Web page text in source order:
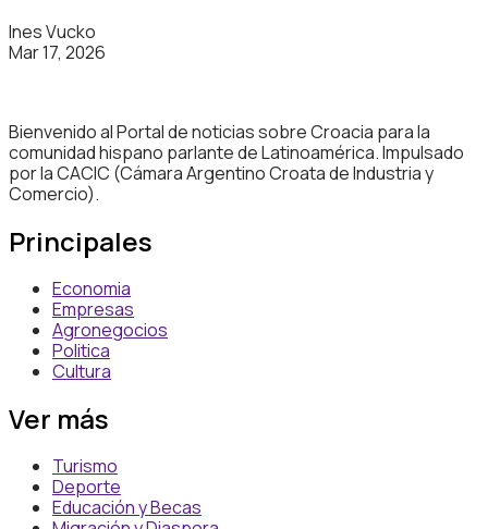
Ines Vucko
Mar 17, 2026
Bienvenido al Portal de noticias sobre Croacia para la
comunidad hispano parlante de Latinoamérica. Impulsado
por la CACIC (Cámara Argentino Croata de Industria y
Comercio).
Principales
Economia
Empresas
Agronegocios
Politica
Cultura
Ver más
Turismo
Deporte
Educación y Becas